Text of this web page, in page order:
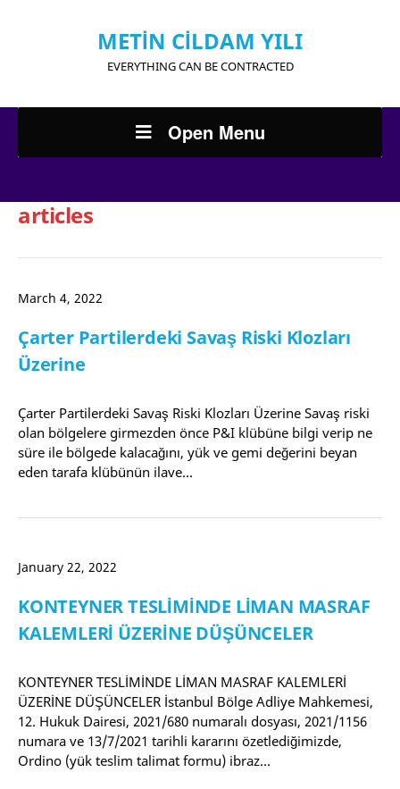
METİN CİLDAM YILI
EVERYTHING CAN BE CONTRACTED
Open Menu
articles
March 4, 2022
Çarter Partilerdeki Savaş Riski Klozları
Üzerine
Çarter Partilerdeki Savaş Riski Klozları Üzerine Savaş riski
olan bölgelere girmezden önce P&I klübüne bilgi verip ne
süre ile bölgede kalacağını, yük ve gemi değerini beyan
eden tarafa klübünün ilave…
January 22, 2022
KONTEYNER TESLİMİNDE LİMAN MASRAF
KALEMLERİ ÜZERİNE DÜŞÜNCELER
KONTEYNER TESLİMİNDE LİMAN MASRAF KALEMLERİ
ÜZERİNE DÜŞÜNCELER İstanbul Bölge Adliye Mahkemesi,
12. Hukuk Dairesi, 2021/680 numaralı dosyası, 2021/1156
numara ve 13/7/2021 tarihli kararını özetlediğimizde,
Ordino (yük teslim talimat formu) ibraz…